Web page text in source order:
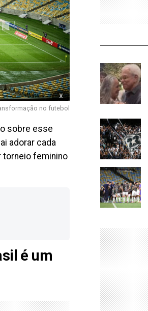
x
no futebol
sobre esse
adorar cada
torneio feminino
é um